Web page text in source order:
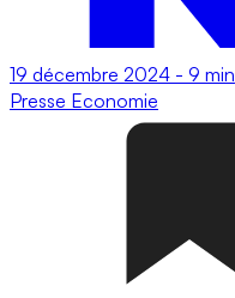
19 décembre 2024 - 9 min
Presse Economie